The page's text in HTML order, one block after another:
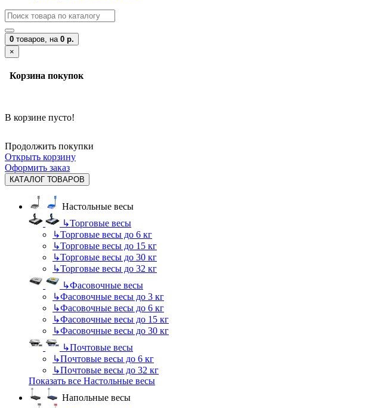
0 товаров, на 0 р.
×
Корзина покупок
В корзине пусто!
Продолжить покупки
Открыть корзину
Оформить заказ
КАТАЛОГ ТОВАРОВ
Настольные весы
↳Торговые весы
↳Торговые весы до 6 кг
↳Торговые весы до 15 кг
↳Торговые весы до 30 кг
↳Торговые весы до 32 кг
↳Фасовочные весы
↳Фасовочные весы до 3 кг
↳Фасовочные весы до 6 кг
↳Фасовочные весы до 15 кг
↳Фасовочные весы до 30 кг
↳Почтовые весы
↳Почтовые весы до 6 кг
↳Почтовые весы до 32 кг
Показать все Настольные весы
Напольные весы